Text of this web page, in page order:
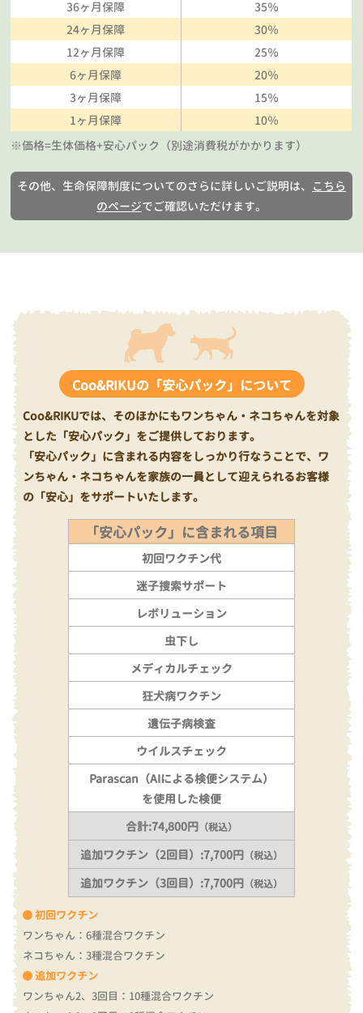
36ヶ月保障
35％
24ヶ月保障
30％
12ヶ月保障
25％
6ヶ月保障
20％
3ヶ月保障
15％
1ヶ月保障
10％
※価格=生体価格+安心パック（別途消費税がかかります）
その他、生命保障制度についてのさらに詳しいご説明は、 こちら
のページでご確認いただけます。
Coo&RIKUの「安心パック」について
Coo&RIKUでは、そのほかにもワンちゃん・ネコちゃんを対象
とした「安心パック」をご提供しております。
「安心パック」に含まれる内容をしっかり行なうことで、ワ
ンちゃん・ネコちゃんを家族の一員として迎えられるお客様
の「安心」をサポートいたします。
初回ワクチン
ワンちゃん：6種混合ワクチン
ネコちゃん：3種混合ワクチン
追加ワクチン
ワンちゃん2、3回目：10種混合ワクチン
「安心パック」に含まれる項目
初回ワクチン代
迷子捜索サポート
レボリューション
虫下し
メディカルチェック
狂犬病ワクチン
遺伝子病検査
ウイルスチェック
Parascan（AIによる検便システム）
を使用した検便
合計:74,800円 （税込）
追加ワクチン（2回目）:7,700円 （税込）
追加ワクチン（3回目）:7,700円 （税込）